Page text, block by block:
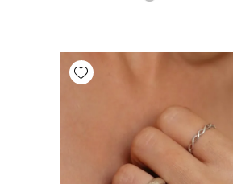
Add wishlist